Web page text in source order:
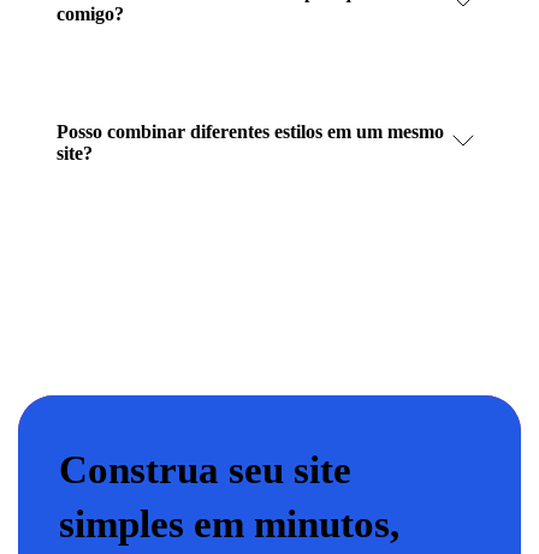
comigo?
Posso combinar diferentes estilos em um mesmo
site?
Construa seu site
simples em minutos,